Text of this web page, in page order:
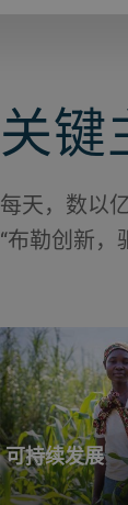
关键
每天，数以
“布勒创新，
可持续发展